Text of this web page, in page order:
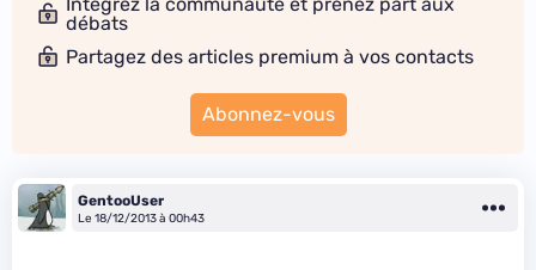
Intégrez la communauté et prenez part aux
débats
Partagez des articles premium à vos contacts
Abonnez-vous
GentooUser
Le 18/12/2013 à 00h43